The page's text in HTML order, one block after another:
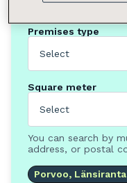
Premises type
Select
Square meter
Select
You can search by
address, or postal
Porvoo, Länsiranta